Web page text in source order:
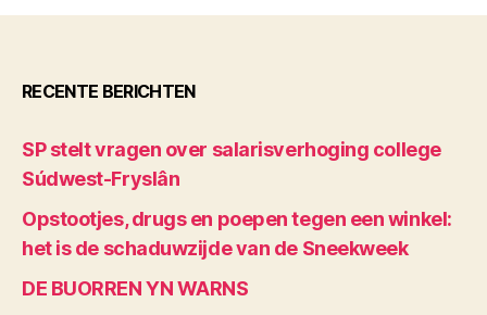
RECENTE BERICHTEN
SP stelt vragen over salarisverhoging college
Súdwest-Fryslân
Opstootjes, drugs en poepen tegen een winkel:
het is de schaduwzijde van de Sneekweek
DE BUORREN YN WARNS